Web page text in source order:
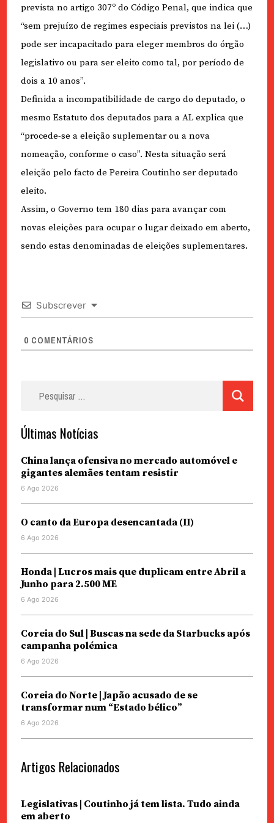
prevista no artigo 307º do Código Penal, que indica que
“sem prejuízo de regimes especiais previstos na lei (…)
pode ser incapacitado para eleger membros do órgão
legislativo ou para ser eleito como tal, por período de
dois a 10 anos”.
Definida a incompatibilidade de cargo do deputado, o
mesmo Estatuto dos deputados para a AL explica que
“procede-se a eleição suplementar ou a nova
nomeação, conforme o caso”. Nesta situação será
eleição pelo facto de Pereira Coutinho ser deputado
eleito.
Assim, o Governo tem 180 dias para avançar com
novas eleições para ocupar o lugar deixado em aberto,
sendo estas denominadas de eleições suplementares.
Subscrever
0 COMENTÁRIOS
Últimas Notícias
China lança ofensiva no mercado automóvel e
gigantes alemães tentam resistir
6 Ago 2026
O canto da Europa desencantada (II)
6 Ago 2026
Honda | Lucros mais que duplicam entre Abril a
Junho para 2.500 ME
6 Ago 2026
Coreia do Sul | Buscas na sede da Starbucks após
campanha polémica
6 Ago 2026
Coreia do Norte | Japão acusado de se
transformar num “Estado bélico”
6 Ago 2026
Artigos Relacionados
Legislativas | Coutinho já tem lista. Tudo ainda
em aberto